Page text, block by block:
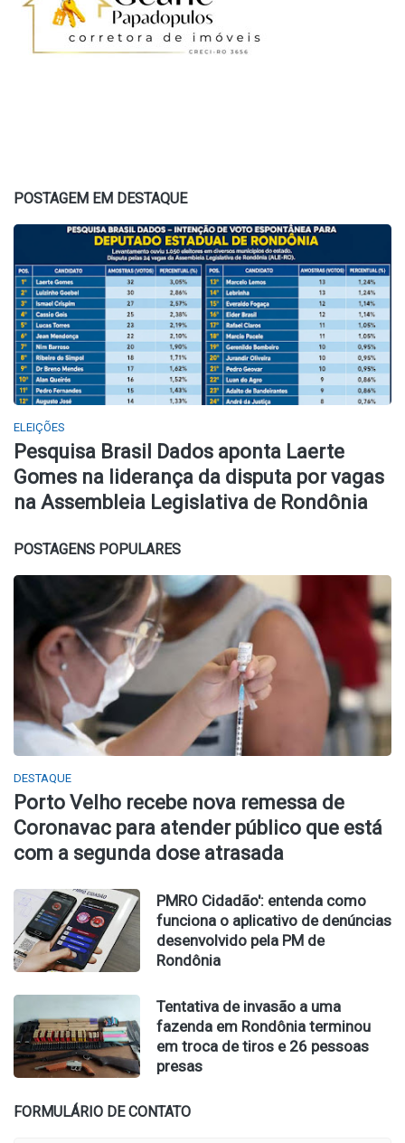
POSTAGEM EM DESTAQUE
ELEIÇÕES
Pesquisa Brasil Dados aponta Laerte
Gomes na liderança da disputa por vagas
na Assembleia Legislativa de Rondônia
POSTAGENS POPULARES
DESTAQUE
Porto Velho recebe nova remessa de
Coronavac para atender público que está
com a segunda dose atrasada
PMRO Cidadão': entenda como
funciona o aplicativo de denúncias
desenvolvido pela PM de
Rondônia
Tentativa de invasão a uma
fazenda em Rondônia terminou
em troca de tiros e 26 pessoas
presas
FORMULÁRIO DE CONTATO